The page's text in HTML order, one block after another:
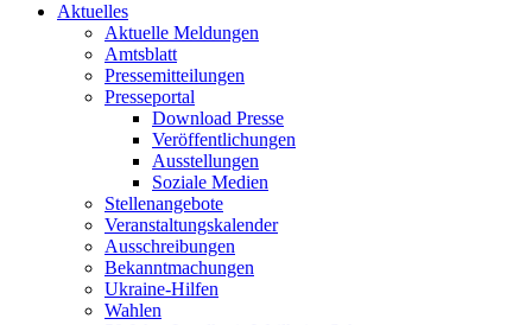
Aktuelles
Aktuelle Meldungen
Amtsblatt
Pressemitteilungen
Presseportal
Download Presse
Veröffentlichungen
Ausstellungen
Soziale Medien
Stellenangebote
Veranstaltungskalender
Ausschreibungen
Bekanntmachungen
Ukraine-Hilfen
Wahlen